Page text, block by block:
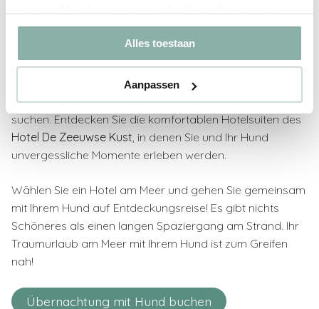
Alles toestaan
Aanpassen
Overnacht in een hotel met
je hond aan zee
Suchen Sie den perfekten Strandurlaub zusammen mit
Ihrem treuen Vierbeiner? Dann müssen Sie nicht weiter
suchen. Entdecken Sie die komfortablen Hotelsuiten des
Hotel De Zeeuwse Kust , in denen Sie und Ihr Hund
unvergessliche Momente erleben werden.
Wählen Sie ein Hotel am Meer und gehen Sie gemeinsam
mit Ihrem Hund auf Entdeckungsreise! Es gibt nichts
Schöneres als einen langen Spaziergang am Strand. Ihr
Traumurlaub am Meer mit Ihrem Hund ist zum Greifen
nah!
Übernachtung mit Hund buchen